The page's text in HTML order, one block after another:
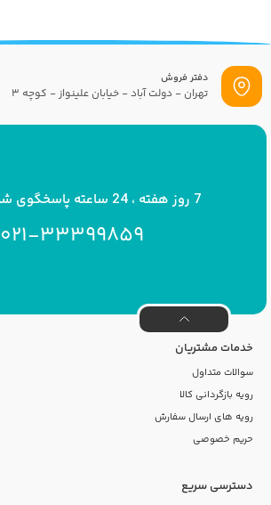
دفتر فروش
تهران - دولت آباد - خیابان علینواز - کوچه 3
7 روز هفته ، 24 ساعته پاسخگوی شما هستیم
021-33399859
خدمات مشتریان
سوالات متداول
رویه بازگردانی کالا
رویه های ارسال سفارش
حریم خصوصی
دسترسی سریع